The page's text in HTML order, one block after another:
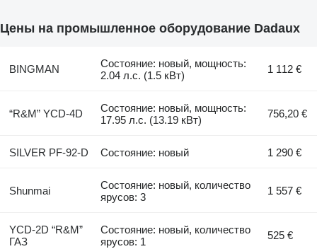
Цены на промышленное оборудование Dadaux
BINGMAN
Состояние: новый, мощность:
2.04 л.с. (1.5 кВт)
1 112 €
“R&M” YCD-4D
Состояние: новый, мощность:
17.95 л.с. (13.19 кВт)
756,20 €
SILVER PF-92-D Состояние: новый 1 290 €
Shunmai
Состояние: новый, количество
ярусов: 3
1 557 €
YCD-2D “R&M”
ГАЗ
Состояние: новый, количество
ярусов: 1
525 €